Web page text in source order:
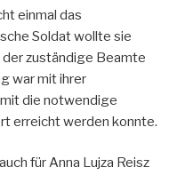
einmal das
Soldat wollte sie
zuständige Beamte
war mit ihrer
die notwendige
erreicht werden konnte.
für Anna Lujza Reisz